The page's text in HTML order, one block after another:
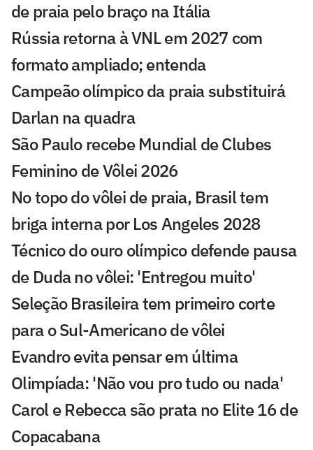
de praia pelo braço na Itália
Rússia retorna à VNL em 2027 com
formato ampliado; entenda
Campeão olímpico da praia substituirá
Darlan na quadra
São Paulo recebe Mundial de Clubes
Feminino de Vôlei 2026
No topo do vôlei de praia, Brasil tem
briga interna por Los Angeles 2028
Técnico do ouro olímpico defende pausa
de Duda no vôlei: 'Entregou muito'
Seleção Brasileira tem primeiro corte
para o Sul-Americano de vôlei
Evandro evita pensar em última
Olimpíada: 'Não vou pro tudo ou nada'
Carol e Rebecca são prata no Elite 16 de
Copacabana